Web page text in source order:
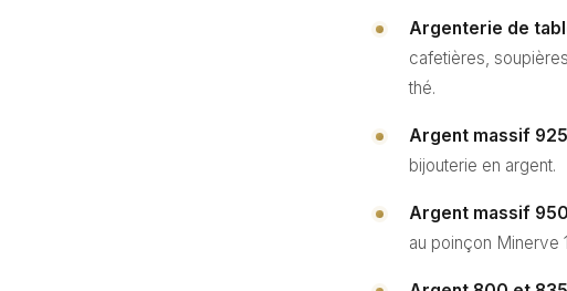
Argenterie de
cafetières,
thé.
Argent massif
bijouterie en argent.
Argent massif
au poinçon Minerve